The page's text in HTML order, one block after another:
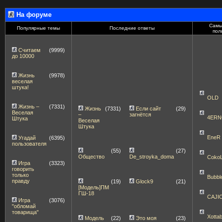
На форуме
Популярные темы Последние ответы
Считаем
до 10000
(9999)
Жизнь
веселая
штука!
(9978)
Жизнь –
Веселая
Штука
(7331)
Угадай
пользователя
(6395)
Игра
говорить
только
правду
(3323)
Игра
"обломай
товарища"
(3076)
Жизнь
–
Веселая
Штука
(7331)
Если сайт
загнётся
(29)
Общество
(55)
De_stroyka_doma
(27)
[Модель]ПМ
ГШ-18
(19) Glock9 (21)
Модель
(22)
Это моя
(23)
OLD
EneR